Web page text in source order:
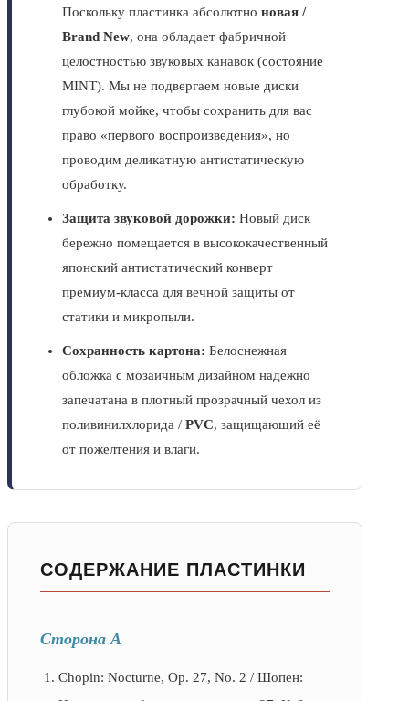
Поскольку пластинка абсолютно новая /
Brand New, она обладает фабричной
целостностью звуковых канавок (состояние
MINT). Мы не подвергаем новые диски
глубокой мойке, чтобы сохранить для вас
право «первого воспроизведения», но
проводим деликатную антистатическую
обработку.
Защита звуковой дорожки: Новый диск
бережно помещается в высококачественный
японский антистатический конверт
премиум-класса для вечной защиты от
статики и микропыли.
Сохранность картона: Белоснежная
обложка с мозаичным дизайном надежно
запечатана в плотный прозрачный чехол из
поливинилхлорида / PVC, защищающий её
от пожелтения и влаги.
СОДЕРЖАНИЕ ПЛАСТИНКИ
Сторона А
Chopin: Nocturne, Op. 27, No. 2 / Шопен: